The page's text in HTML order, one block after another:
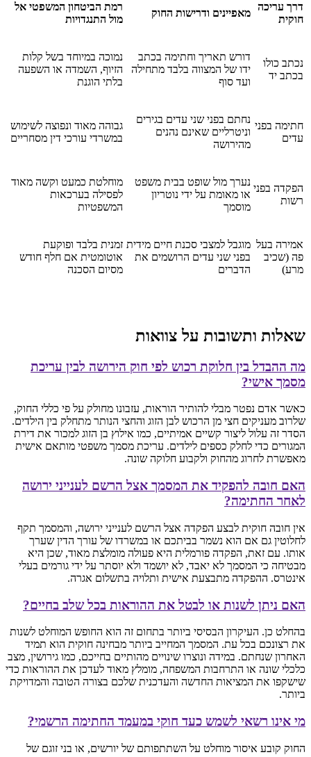
דרך עריכה
חוקית
מאפיינים ודרישות החוק
רמת הביטחון המשפטי אל
מול התנגדויות
נכתב כולו
בכתב יד
דורש תאריך וחתימה בכתב
ידו של המצווה בלבד מתחילה
ועד סוף
נמוכה במיוחד בשל קלות
הזיוף, השמדה או השפעה
בלתי הוגנת
חתימה בפני
עדים
נחתם בפני שני עדים בגירים
וניטרליים שאינם נהנים
מהירושה
גבוהה מאוד ונפוצה לשימוש
במשרדי עורכי דין מסחריים
הפקדה בפני
רשות
נערך מול שופט בבית משפט
או מאומת על ידי נוטריון
מוסמך
מוחלטת כמעט וקשה מאוד
לפסילה בערכאות
המשפטיות
אמירה בעל
פה (שכיב
מרע)
מוגבל למצבי סכנת חיים מידית
בפני שני עדים הרושמים את
הדברים
זמנית בלבד ופוקעת
אוטומטית אם חלף חודש
מסיום הסכנה
שאלות ותשובות על צוואות
מה ההבדל בין חלוקת רכוש לפי חוק הירושה לבין עריכת
מסמך אישי?
כאשר אדם נפטר מבלי להותיר הוראות, עזבונו מחולק על פי כללי החוק,
שלרוב מעניקים חצי מן הרכוש לבן הזוג והחצי הנותר מתחלק בין הילדים.
הסדר זה עלול ליצור קשיים אמיתיים, כמו אילוץ בן הזוג למכור את דירת
המגורים כדי לחלק כספים לילדים. עריכת מסמך משפטי מותאם אישית
מאפשרת לחרוג מהחוק ולקבוע חלוקה שונה.
האם חובה להפקיד את המסמך אצל הרשם לענייני ירושה
לאחר החתימה?
אין חובה חוקית לבצע הפקדה אצל הרשם לענייני ירושה, והמסמך תקף
לחלוטין גם אם הוא נשמר בביתכם או במשרדו של עורך הדין שערך
אותו. עם זאת, הפקדה פורמלית היא פעולה מומלצת מאוד, שכן היא
מבטיחה כי המסמך לא יאבד, לא יושמד ולא יוסתר על ידי גורמים בעלי
אינטרס. ההפקדה מתבצעת אישית ותלויה בתשלום אגרה.
האם ניתן לשנות או לבטל את ההוראות בכל שלב בחיים?
בהחלט כן. העיקרון הבסיסי ביותר בתחום זה הוא החופש המוחלט לשנות
את רצונכם בכל עת. המסמך המחייב ביותר מבחינה חוקית הוא תמיד
האחרון שנחתם. במידה ונוצרו שינויים מהותיים בחייכם, כמו גירושין, מצב
כלכלי שונה או התרחבות המשפחה, מומלץ מאוד לעדכן את ההוראות כדי
שישקפו את המציאות החדשה והעדכנית שלכם בצורה הטובה והמדויקת
ביותר.
מי אינו רשאי לשמש כעד חוקי במעמד החתימה הרשמי?
החוק קובע איסור מוחלט על השתתפותם של יורשים, או בני זוגם של